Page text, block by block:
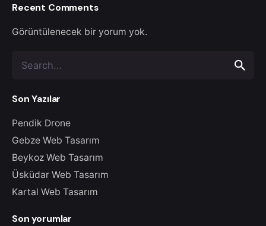
Recent Comments
Görüntülenecek bir yorum yok.
for
Son Yazılar
Pendik Drone
Gebze Web Tasarım
Beykoz Web Tasarım
Üsküdar Web Tasarım
Kartal Web Tasarım
Son yorumlar